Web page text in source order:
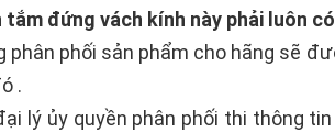
đứng vách kính này phải luôn
phân phối sản phẩm cho hãng sẽ
.
lý ủy quyền phân phối thi thông